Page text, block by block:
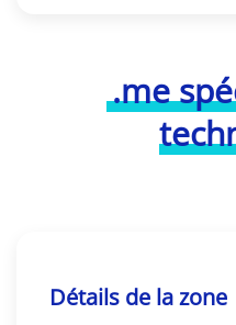
.me
Détails de la zone